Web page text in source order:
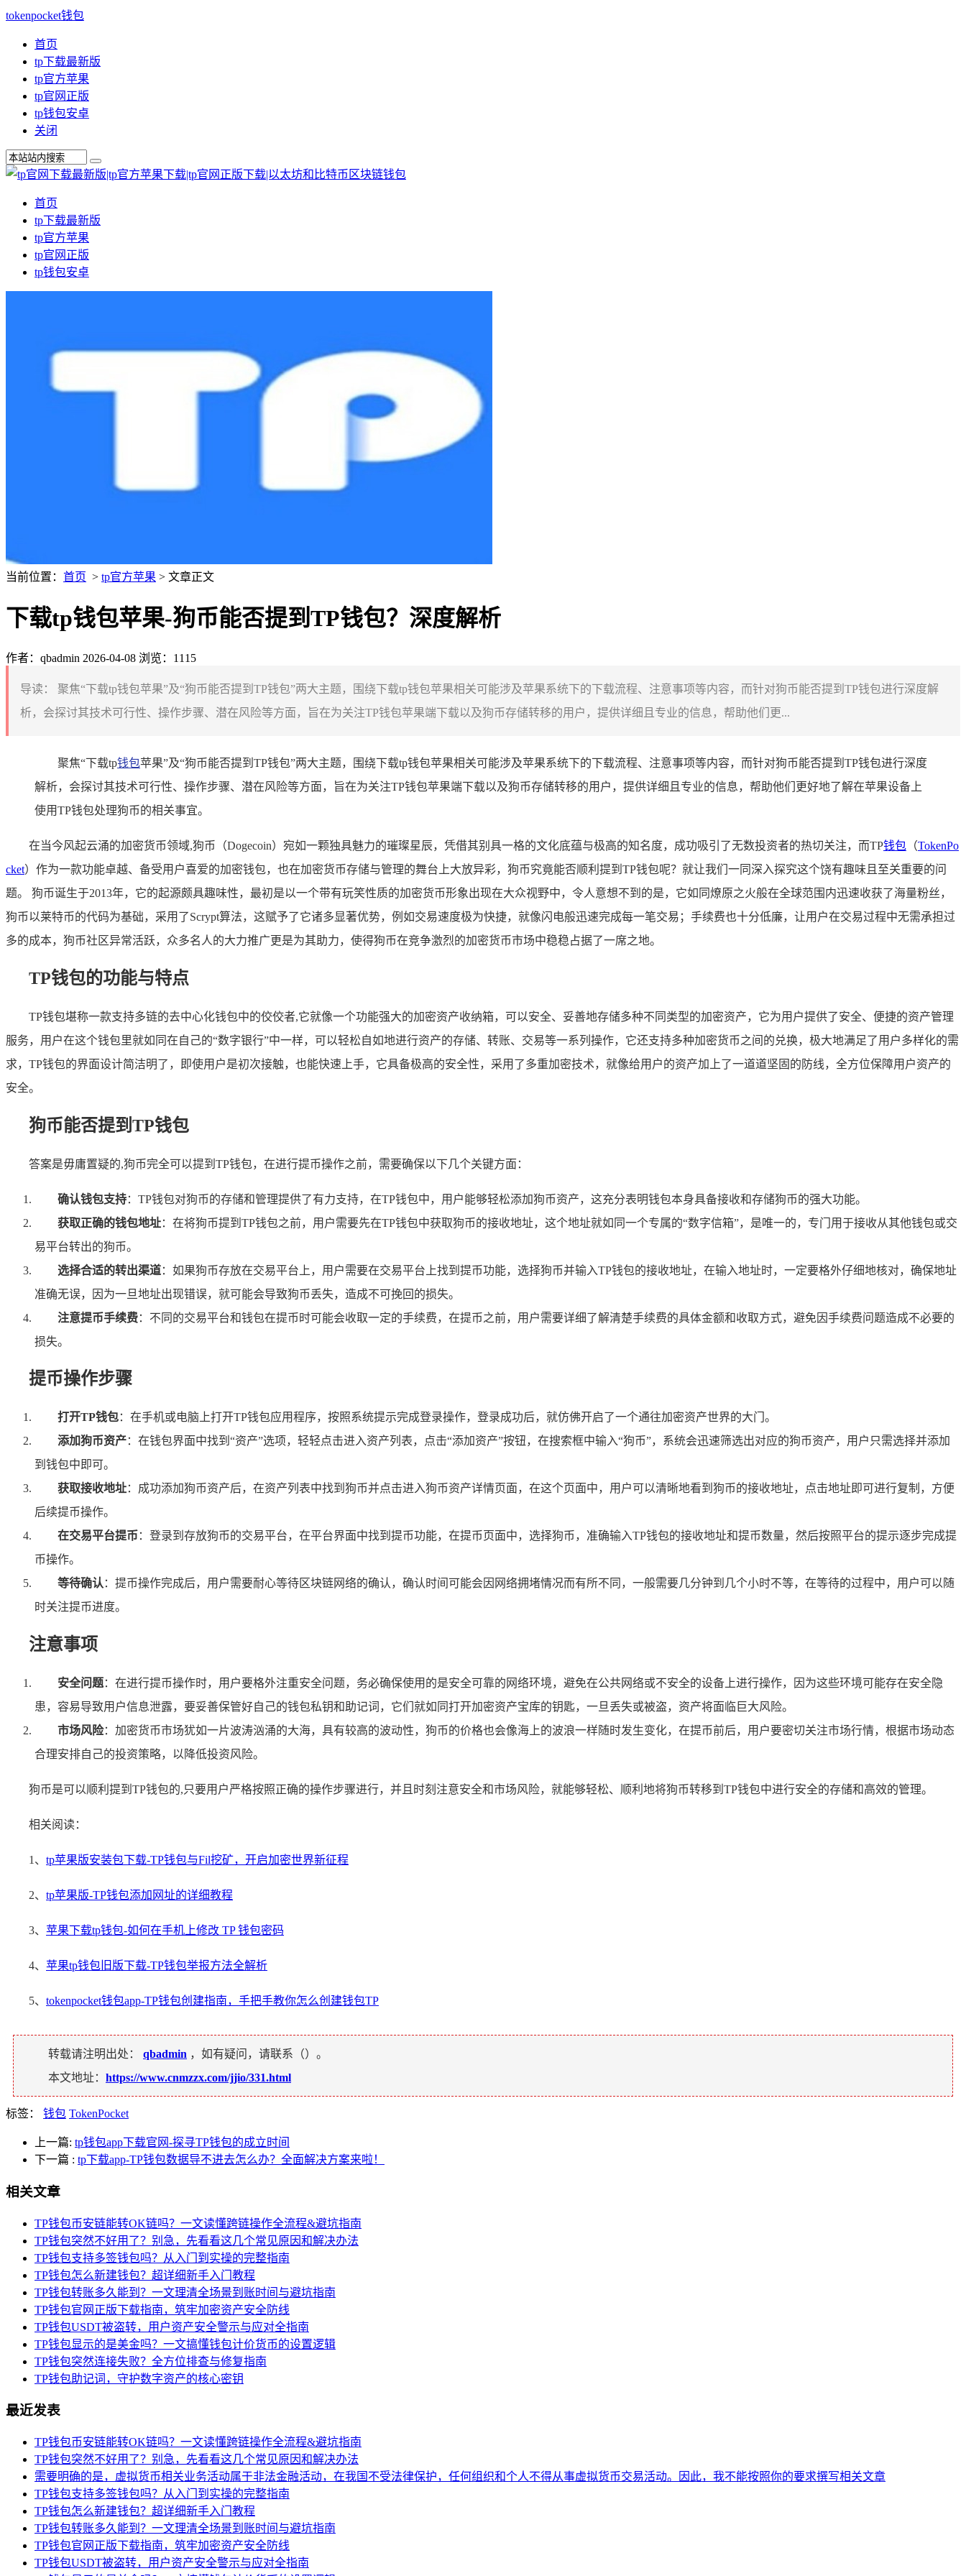
tokenpocket钱包
首页
tp下载最新版
tp官方苹果
tp官网正版
tp钱包安卓
关闭
首页
tp下载最新版
tp官方苹果
tp官网正版
tp钱包安卓
当前位置： 首页 > tp官方苹果 > 文章正文
下载tp钱包苹果-狗币能否提到TP钱包？深度解析
作者：qbadmin 2026-04-08 浏览：1115
导读：
聚焦“下载tp钱包苹果”及“狗币能否提到TP钱包”两大主题，围绕下载tp钱包苹果相关可能涉及苹果系统下的下载流程、注意事项等内容，而针对狗币能否提到TP钱包进行深度解
析，会探讨其技术可行性、操作步骤、潜在风险等方面，旨在为关注TP钱包苹果端下载以及狗币存储转移的用户，提供详细且专业的信息，帮助他们更...
聚焦“下载tp钱包苹果”及“狗币能否提到TP钱包”两大主题，围绕下载tp钱包苹果相关可能涉及苹果系统下的下载流程、注意事项等内容，而针对狗币能否提到TP钱包进行深度
解析，会探讨其技术可行性、操作步骤、潜在风险等方面，旨在为关注TP钱包苹果端下载以及狗币存储转移的用户，提供详细且专业的信息，帮助他们更好地了解在苹果设备上
使用TP钱包处理狗币的相关事宜。
在当今风起云涌的加密货币领域,狗币（Dogecoin）宛如一颗独具魅力的璀璨星辰，凭借其别具一格的文化底蕴与极高的知名度，成功吸引了无数投资者的热切关注，而TP钱包 （TokenPo
cket）作为一款功能卓越、备受用户喜爱的加密钱包，也在加密货币存储与管理的舞台上大放异彩，狗币究竟能否顺利提到TP钱包呢？就让我们一同深入探究这个饶有趣味且至关重要的问
题。 狗币诞生于2013年，它的起源颇具趣味性，最初是以一个带有玩笑性质的加密货币形象出现在大众视野中，令人意想不到的是，它如同燎原之火般在全球范围内迅速收获了海量粉丝，
狗币以莱特币的代码为基础，采用了Scrypt算法，这赋予了它诸多显著优势，例如交易速度极为快捷，就像闪电般迅速完成每一笔交易；手续费也十分低廉，让用户在交易过程中无需承担过
多的成本，狗币社区异常活跃，众多名人的大力推广更是为其助力，使得狗币在竞争激烈的加密货币市场中稳稳占据了一席之地。
TP钱包的功能与特点
TP钱包堪称一款支持多链的去中心化钱包中的佼佼者,它就像一个功能强大的加密资产收纳箱，可以安全、妥善地存储多种不同类型的加密资产，它为用户提供了安全、便捷的资产管理
服务，用户在这个钱包里就如同在自己的“数字银行”中一样，可以轻松自如地进行资产的存储、转账、交易等一系列操作，它还支持多种加密货币之间的兑换，极大地满足了用户多样化的需
求，TP钱包的界面设计简洁明了，即使用户是初次接触，也能快速上手，它具备极高的安全性，采用了多重加密技术，就像给用户的资产加上了一道道坚固的防线，全方位保障用户资产的
安全。
狗币能否提到TP钱包
答案是毋庸置疑的,狗币完全可以提到TP钱包，在进行提币操作之前，需要确保以下几个关键方面：
确认钱包支持：TP钱包对狗币的存储和管理提供了有力支持，在TP钱包中，用户能够轻松添加狗币资产，这充分表明钱包本身具备接收和存储狗币的强大功能。
获取正确的钱包地址：在将狗币提到TP钱包之前，用户需要先在TP钱包中获取狗币的接收地址，这个地址就如同一个专属的“数字信箱”，是唯一的，专门用于接收从其他钱包或交
易平台转出的狗币。
选择合适的转出渠道：如果狗币存放在交易平台上，用户需要在交易平台上找到提币功能，选择狗币并输入TP钱包的接收地址，在输入地址时，一定要格外仔细地核对，确保地址
准确无误，因为一旦地址出现错误，就可能会导致狗币丢失，造成不可挽回的损失。
注意提币手续费：不同的交易平台和钱包在提币时可能会收取一定的手续费，在提币之前，用户需要详细了解清楚手续费的具体金额和收取方式，避免因手续费问题造成不必要的
损失。
提币操作步骤
打开TP钱包：在手机或电脑上打开TP钱包应用程序，按照系统提示完成登录操作，登录成功后，就仿佛开启了一个通往加密资产世界的大门。
添加狗币资产：在钱包界面中找到“资产”选项，轻轻点击进入资产列表，点击“添加资产”按钮，在搜索框中输入“狗币”，系统会迅速筛选出对应的狗币资产，用户只需选择并添加
到钱包中即可。
获取接收地址：成功添加狗币资产后，在资产列表中找到狗币并点击进入狗币资产详情页面，在这个页面中，用户可以清晰地看到狗币的接收地址，点击地址即可进行复制，方便
后续提币操作。
在交易平台提币 ：登录到存放狗币的交易平台，在平台界面中找到提币功能，在提币页面中，选择狗币，准确输入TP钱包的接收地址和提币数量，然后按照平台的提示逐步完成提
币操作。
等待确认 ：提币操作完成后，用户需要耐心等待区块链网络的确认，确认时间可能会因网络拥堵情况而有所不同，一般需要几分钟到几个小时不等，在等待的过程中，用户可以随
时关注提币进度。
注意事项
安全问题：在进行提币操作时，用户要格外注重安全问题，务必确保使用的是安全可靠的网络环境，避免在公共网络或不安全的设备上进行操作，因为这些环境可能存在安全隐
患，容易导致用户信息泄露，要妥善保管好自己的钱包私钥和助记词，它们就如同打开加密资产宝库的钥匙，一旦丢失或被盗，资产将面临巨大风险。
市场风险：加密货币市场犹如一片波涛汹涌的大海，具有较高的波动性，狗币的价格也会像海上的波浪一样随时发生变化，在提币前后，用户要密切关注市场行情，根据市场动态
合理安排自己的投资策略，以降低投资风险。
狗币是可以顺利提到TP钱包的,只要用户严格按照正确的操作步骤进行，并且时刻注意安全和市场风险，就能够轻松、顺利地将狗币转移到TP钱包中进行安全的存储和高效的管理。
相关阅读：
1、 tp苹果版安装包下载-TP钱包与Fil挖矿，开启加密世界新征程
2、 tp苹果版-TP钱包添加网址的详细教程
3、 苹果下载tp钱包-如何在手机上修改 TP 钱包密码
4、 苹果tp钱包旧版下载-TP钱包举报方法全解析
5、 tokenpocket钱包app-TP钱包创建指南，手把手教你怎么创建钱包TP
转载请注明出处： qbadmin ，如有疑问，请联系（）。
本文地址： https://www.cnmzzx.com/jjio/331.html
标签： 钱包 TokenPocket
上一篇: tp钱包app下载官网-探寻TP钱包的成立时间
下一篇 : tp下载app-TP钱包数据导不进去怎么办？全面解决方案来啦！
相关文章
TP钱包币安链能转OK链吗？一文读懂跨链操作全流程&避坑指南
TP钱包突然不好用了？别急，先看看这几个常见原因和解决办法
TP钱包支持多签钱包吗？从入门到实操的完整指南
TP钱包怎么新建钱包？超详细新手入门教程
TP钱包转账多久能到？一文理清全场景到账时间与避坑指南
TP钱包官网正版下载指南，筑牢加密资产安全防线
TP钱包USDT被盗转，用户资产安全警示与应对全指南
TP钱包显示的是美金吗？一文搞懂钱包计价货币的设置逻辑
TP钱包突然连接失败？全方位排查与修复指南
TP钱包助记词，守护数字资产的核心密钥
最近发表
TP钱包币安链能转OK链吗？一文读懂跨链操作全流程&避坑指南
TP钱包突然不好用了？别急，先看看这几个常见原因和解决办法
需要明确的是，虚拟货币相关业务活动属于非法金融活动，在我国不受法律保护，任何组织和个人不得从事虚拟货币交易活动。因此，我不能按照你的要求撰写相关文章
TP钱包支持多签钱包吗？从入门到实操的完整指南
TP钱包怎么新建钱包？超详细新手入门教程
TP钱包转账多久能到？一文理清全场景到账时间与避坑指南
TP钱包官网正版下载指南，筑牢加密资产安全防线
TP钱包USDT被盗转，用户资产安全警示与应对全指南